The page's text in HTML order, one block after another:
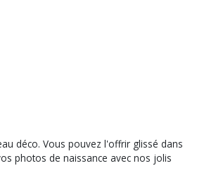
déco. Vous pouvez l'offrir glissé dans
photos de naissance avec nos jolis